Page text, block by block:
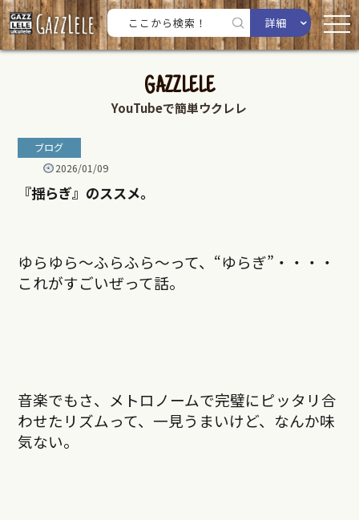
詳細
GAZZLELE
YouTubeで簡単ウクレレ
ブログ
2026/01/09
『揺らぎ』のススメ。
ゆらゆら〜ふらふら〜って、“ゆらぎ”・・・・
これがすごいぜって話。
音楽でもさ、メトロノームで完璧にピッタリ合
わせたリズムって、一見うまいけど、なんか味
気ない。